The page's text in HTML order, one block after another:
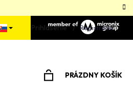
Prihlásenie Registrácia
PRÁZDNY KOŠÍK